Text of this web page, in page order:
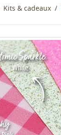
Kits & cadeaux